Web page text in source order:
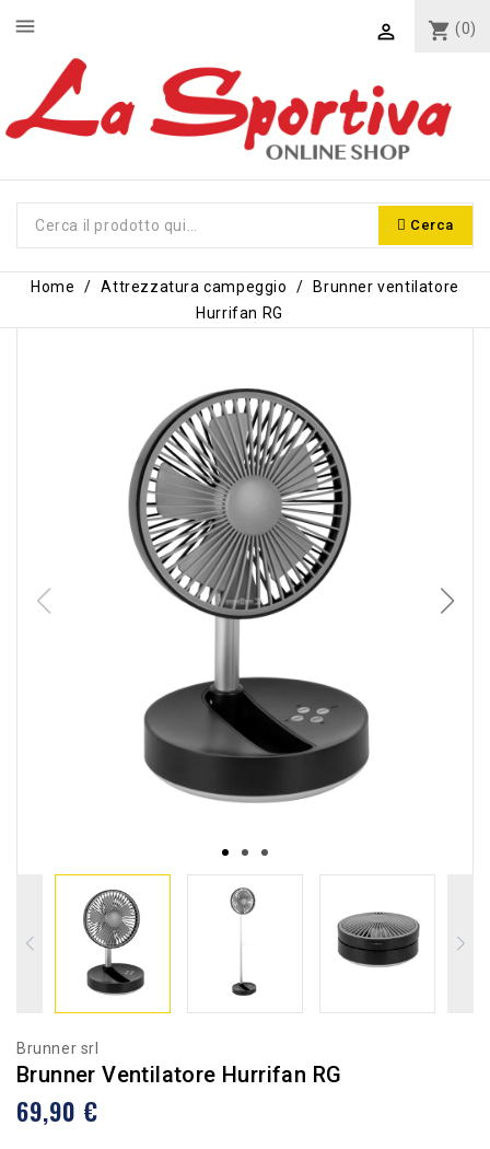
shopping_cart (0)

Cerca
menu
Home Attrezzatura campeggio
Brunner ventilatore
Hurrifan RG
Brunner srl
Brunner Ventilatore Hurrifan RG
69,90 €